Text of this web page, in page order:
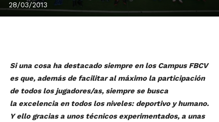
28/03/2013
Si una cosa ha destacado siempre en los Campus FBCV
es que, además de facilitar al máximo la participación
de todos los jugadores/as, siempre se busca
la excelencia en todos los niveles: deportivo y humano.
Y ello gracias a unos técnicos experimentados, a unas